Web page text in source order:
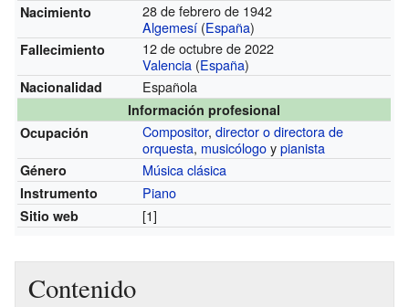
Nacimiento
28 de febrero de 1942
Algemesí (España)
Fallecimiento
12 de octubre de 2022
Valencia (España)
Nacionalidad Española
Información profesional
Ocupación
Compositor,director o directora de
orquesta, musicólogoypianista
Género Música clásica
Instrumento Piano
Sitio web [1]
Contenido